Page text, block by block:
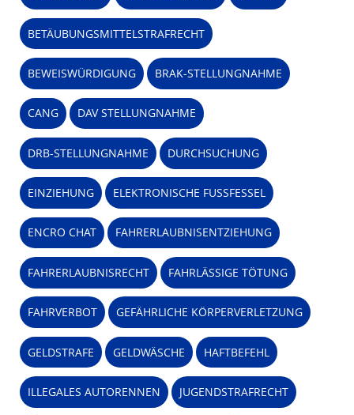
BETÄUBUNGSMITTELSTRAFRECHT
BEWEISWÜRDIGUNG BRAK-STELLUNGNAHME
CANG DAV STELLUNGNAHME
DRB-STELLUNGNAHME DURCHSUCHUNG
EINZIEHUNG ELEKTRONISCHE FUSSFESSEL
ENCRO CHAT FAHRERLAUBNISENTZIEHUNG
FAHRERLAUBNISRECHT FAHRLÄSSIGE TÖTUNG
FAHRVERBOT GEFÄHRLICHE KÖRPERVERLETZUNG
GELDSTRAFE GELDWÄSCHE HAFTBEFEHL
ILLEGALES AUTORENNEN JUGENDSTRAFRECHT